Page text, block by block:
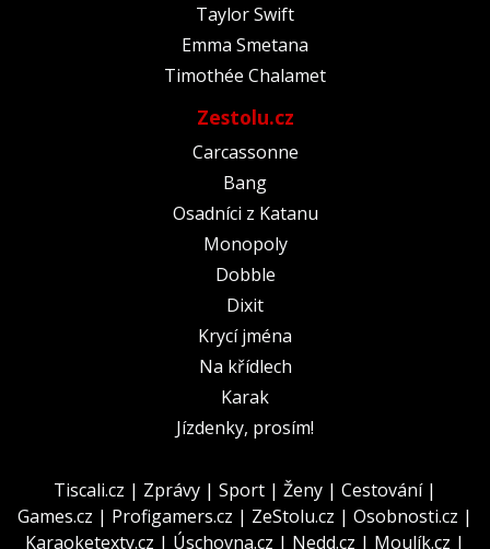
Taylor Swift
Emma Smetana
Timothée Chalamet
Zestolu.cz
Carcassonne
Bang
Osadníci z Katanu
Monopoly
Dobble
Dixit
Krycí jména
Na křídlech
Karak
Jízdenky, prosím!
Tiscali.cz | Zprávy | Sport | Ženy | Cestování|
Games.cz | Profigamers.cz | ZeStolu.cz | Osobnosti.cz |
Karaoketexty.cz | Úschovna.cz | Nedd.cz | Moulík.cz |